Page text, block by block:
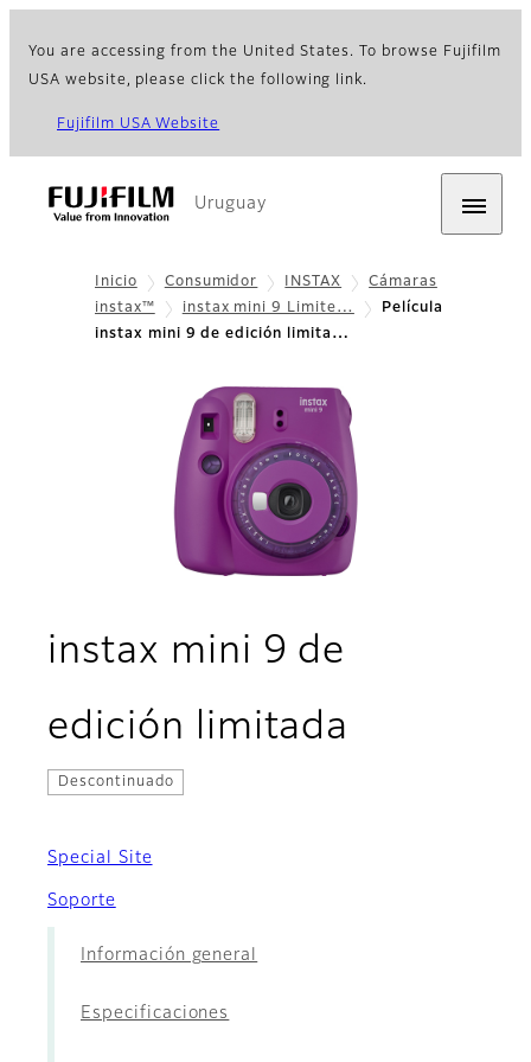
You are accessing from the United States. To browse Fujifilm
USA website, please click the following link.
Fujifilm USA Website
Uruguay
Inicio Consumidor INSTAX
Cámaras
instax™
instax mini 9 Limite…
Película
instax mini 9 de edición limita…
instax mini 9 de
edición limitada
Descontinuado
Special Site
Soporte
Información general
Especificaciones